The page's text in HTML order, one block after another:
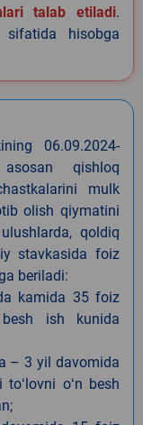
talab etiladi.
sifatida hisobga
06.09.2024-
qishloq
mulk
olish qiymatini
qoldiq
stavkasida foiz
beriladi:
kamida 35 foiz
ish kunida
– 3 yil davomida
oʻn besh